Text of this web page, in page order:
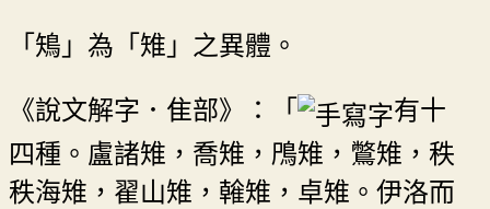
「鴙」為「雉」之異體。
《說文解字．隹部》：「
有十
四種。盧諸雉，喬雉，鳲雉，鷩雉，秩
秩海雉，翟山雉，雗雉，卓雉。伊洛而